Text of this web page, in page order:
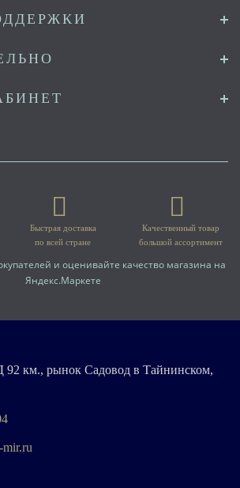
Быстрая доставка
по всей стране
Качественный товар
большой ассортимент
км., рынок Садовод в Тайнинском,